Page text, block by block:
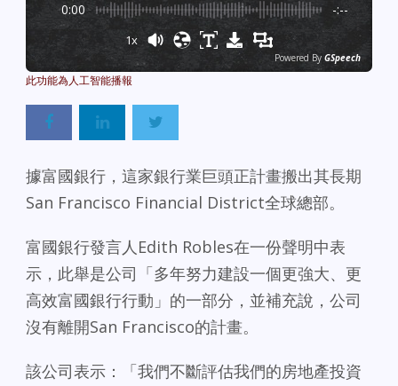
0:00 -:--
1x
Powered By GSpeech
據富國銀行，這家銀行業巨頭正計畫搬出其長期
San Francisco Financial District全球總部。
富國銀行發言人Edith Robles在一份聲明中表
示，此舉是公司「多年努力建設一個更強大、更
高效富國銀行行動」的一部分，並補充說，公司
沒有離開San Francisco的計畫。
該公司表示：「我們不斷評估我們的房地產投資